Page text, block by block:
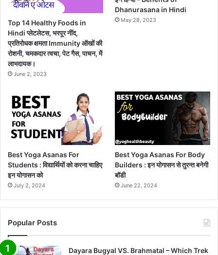
Top 14 Healthy Foods in
Hindi प्लेटलेटस, भरपूर नींद,
प्रतिरोधक क्षमता Immunity ऑखों की
रोशनी, चमकदार त्वचा, पेट गैस, पाचन, में
लाभदायक।
June 2, 2023
Dhanurasana in Hindi
May 28, 2023
Best Yoga Asanas For
Students : विद्यार्थियों को करना चाहिए
इन योगासन को
July 2, 2024
Best Yoga Asanas For Body
Builders : इन योगासन से तुरन्त बनेगी
बॉडी
June 22, 2024
Popular Posts
Dayara Bugyal VS. Brahmatal – Which Trek